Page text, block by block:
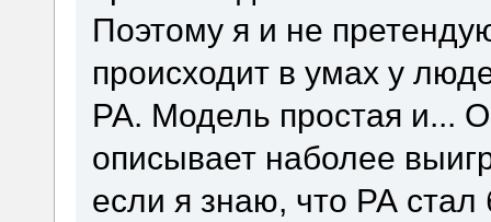
Поэтому я и не
происходит в умах у
РА. Модель простая и...
описывает наболее
если я знаю, что РА